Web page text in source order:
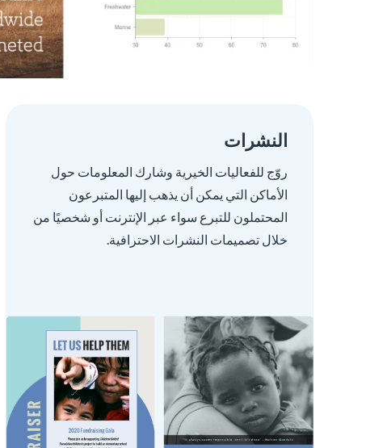
النشرات
روّج للفعاليات الخيرية وشارك المعلومات حول
الأماكن التي يمكن أن يذهب إليها المتبرعون
المحتملون للتبرع سواء عبر الإنترنت أو شخصيًا من
خلال تصميمات النشرات الاحترافية.